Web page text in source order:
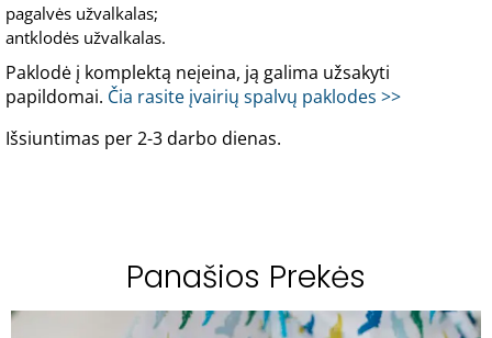
pagalvės užvalkalas;
antklodės užvalkalas.
Paklodė į komplektą neįeina, ją galima užsakyti
papildomai. Čia rasite įvairių spalvų paklodes >>
Išsiuntimas per 2-3 darbo dienas.
Panašios Prekės